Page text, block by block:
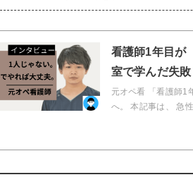
看護師1年目が
室で学んだ失
元オペ看 「看護師
へ。 本記事は、 急